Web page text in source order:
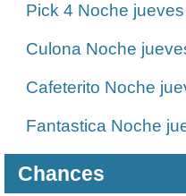
Pick 4 Noche
Culona Noche
Cafeterito Noche
Fantastica Noche
Chances